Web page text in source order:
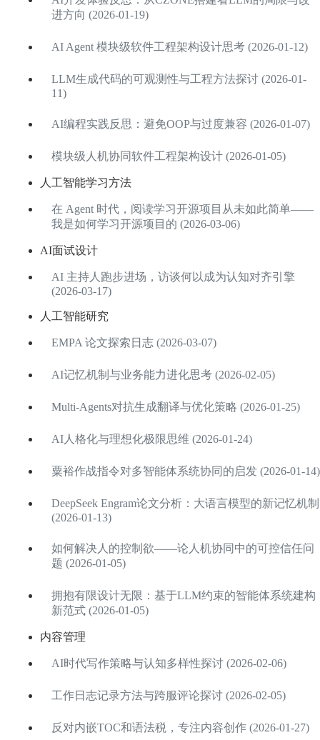
进方向 (2026-01-19)
AI Agent 模块级软件工程架构设计思考 (2026-01-12)
LLM生成代码的可观测性与工程方法探讨 (2026-01-
11)
AI编程实践反思：避免OOP与过度兼容 (2026-01-07)
模块级人机协同软件工程架构设计 (2026-01-05)
人工智能学习方法
在 Agent 时代，阅读学习开源项目从未如此简单——
我是如何学习开源项目的 (2026-03-06)
AI面试设计
AI 主持人跑步进场，访谈何以成为认知对齐引擎
(2026-03-17)
人工智能研究
EMPA 论文探索日志 (2026-03-07)
AI记忆机制与业务能力进化思考 (2026-02-05)
Multi-Agents对抗生成翻译与优化策略 (2026-01-25)
AI人格化与理想化极限思维 (2026-01-24)
粟裕作战指令对多智能体系统协同的启发 (2026-01-14)
DeepSeek Engram论文分析：大语言模型的新记忆机制
(2026-01-13)
如何解决人的控制欲——论人机协同中的可控信任问
题 (2026-01-05)
拥抱有限设计无限：基于LLM约束的智能体系统建构
新范式 (2026-01-05)
内容管理
AI时代写作策略与认知多样性探讨 (2026-02-06)
工作日志记录方法与跨服评论探讨 (2026-02-05)
反对内嵌TOC和语法税，专注内容创作 (2026-01-27)